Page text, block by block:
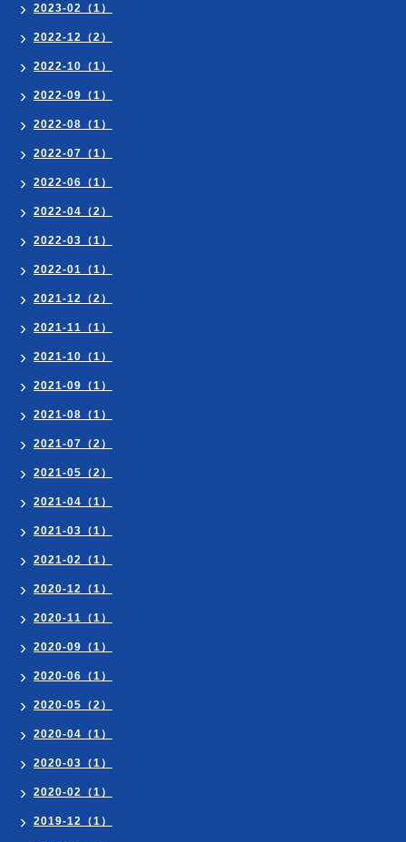
2023-02（1）
2022-12（2）
2022-10（1）
2022-09（1）
2022-08（1）
2022-07（1）
2022-06（1）
2022-04（2）
2022-03（1）
2022-01（1）
2021-12（2）
2021-11（1）
2021-10（1）
2021-09（1）
2021-08（1）
2021-07（2）
2021-05（2）
2021-04（1）
2021-03（1）
2021-02（1）
2020-12（1）
2020-11（1）
2020-09（1）
2020-06（1）
2020-05（2）
2020-04（1）
2020-03（1）
2020-02（1）
2019-12（1）